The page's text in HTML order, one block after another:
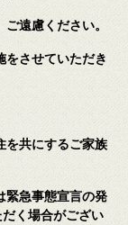
遠慮ください。
をさせていただき
を共にするご家族
緊急事態宣言の発
く場合がござい